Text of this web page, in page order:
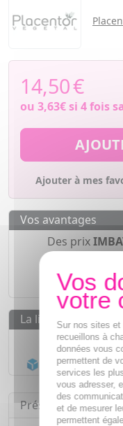
14,50€
ou 3,63€si 4 fois
Ajouter à mes
Vos avantages
Des prix
Paiement en
La livraison
Livraison
Présentation
Sur nos sites
recueillons à
données vous
permettent de
services les
vous adresser,
des
et de mesurer
permettent